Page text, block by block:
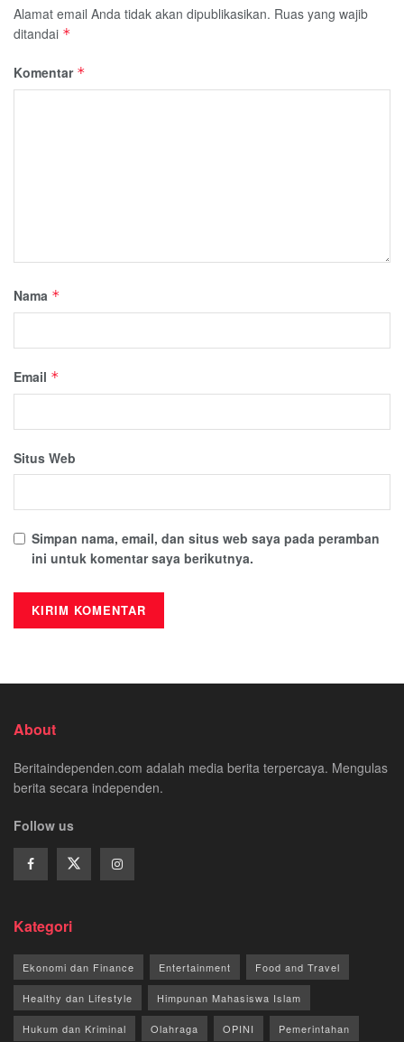
Alamat email Anda tidak akan dipublikasikan. Ruas yang wajib
ditandai *
Komentar *
Nama *
Email *
Situs Web
Simpan nama, email, dan situs web saya pada peramban
ini untuk komentar saya berikutnya.
About
Beritaindependen.com adalah media berita terpercaya. Mengulas
berita secara independen.
Follow us
Kategori
Ekonomi dan Finance Entertainment Food and Travel
Healthy dan Lifestyle Himpunan Mahasiswa Islam
Hukum dan Kriminal Olahraga OPINI Pemerintahan